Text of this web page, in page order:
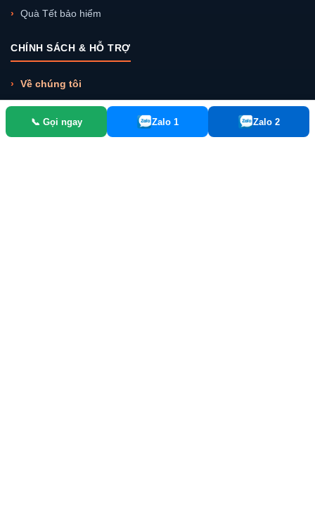
📞 Gọi ngay Zalo 1 Zalo 2
Quà Tết bảo hiểm
CHÍNH SÁCH & HỖ TRỢ
Về chúng tôi
Khách hàng tiêu biểu
Liên hệ chúng tôi